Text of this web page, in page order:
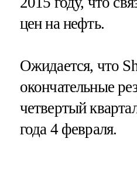
цен на нефть.
Ожидается, что
окончательные
четвертый
года 4 февраля.